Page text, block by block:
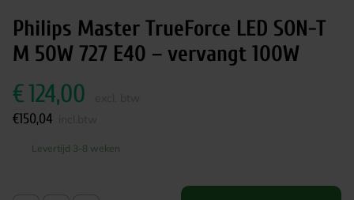
Philips Master TrueForce LED SON-T
M 50W 727 E40 – vervangt 100W
€124,00
€150,04
Levertijd 3-8 weken